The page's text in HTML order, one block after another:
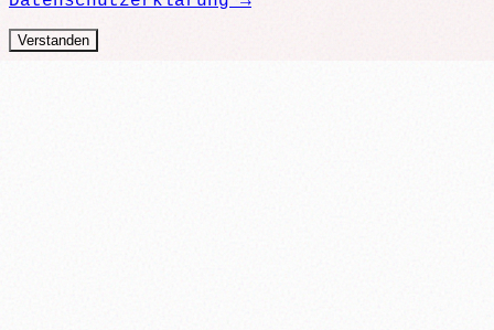
Verstanden